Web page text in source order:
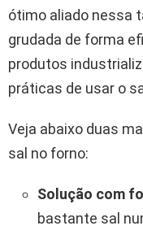
ótimo aliado nessa
grudada de forma
produtos
práticas de usar o
Veja abaixo duas
sal no forno:
Solução com
bastante sal